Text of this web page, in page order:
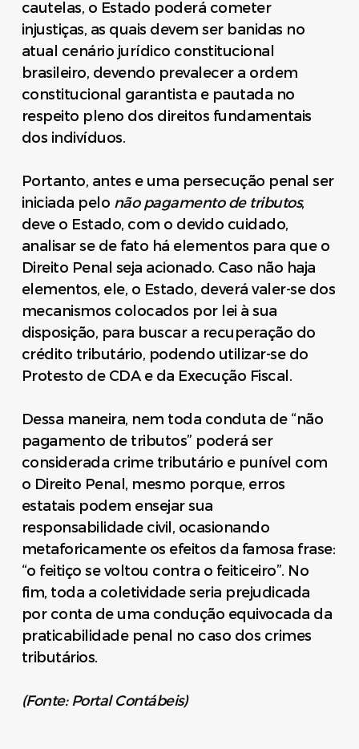
cautelas, o Estado poderá cometer
injustiças, as quais devem ser banidas no
atual cenário jurídico constitucional
brasileiro, devendo prevalecer a ordem
constitucional garantista e pautada no
respeito pleno dos direitos fundamentais
dos indivíduos.
Portanto, antes e uma persecução penal ser
iniciada pelo não pagamento de tributos,
deve o Estado, com o devido cuidado,
analisar se de fato há elementos para que o
Direito Penal seja acionado. Caso não haja
elementos, ele, o Estado, deverá valer-se dos
mecanismos colocados por lei à sua
disposição, para buscar a recuperação do
crédito tributário, podendo utilizar-se do
Protesto de CDA e da Execução Fiscal.
Dessa maneira, nem toda conduta de “não
pagamento de tributos” poderá ser
considerada crime tributário e punível com
o Direito Penal, mesmo porque, erros
estatais podem ensejar sua
responsabilidade civil, ocasionando
metaforicamente os efeitos da famosa frase:
“o feitiço se voltou contra o feiticeiro”. No
fim, toda a coletividade seria prejudicada
por conta de uma condução equivocada da
praticabilidade penal no caso dos crimes
tributários.
(Fonte: Portal Contábeis)